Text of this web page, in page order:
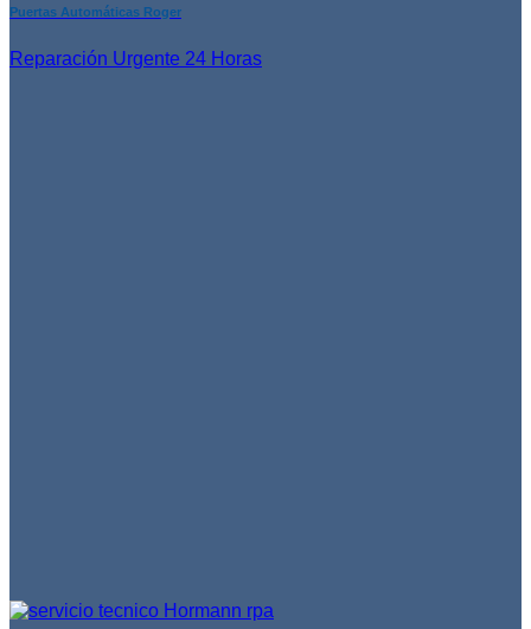
Puertas Automáticas Roger
Reparación Urgente 24 Horas